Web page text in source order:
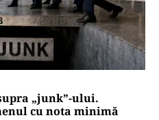
„junk”-ului.
cu nota minimă